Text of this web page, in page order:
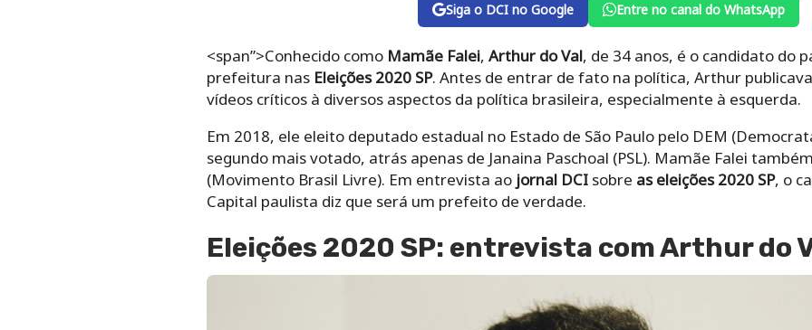
Siga o DCI no Google Entre no canal do WhatsApp
<span”>Conhecido como Mamãe Falei, Arthur do Val, de 34 anos, é o candidato do
prefeitura nas Eleições 2020 SP. Antes de entrar de fato na política, Arthur
vídeos críticos à diversos aspectos da política brasileira, especialmente à esquerda.
Em 2018, ele eleito deputado estadual no Estado de São Paulo pelo DEM
segundo mais votado, atrás apenas de Janaina Paschoal (PSL). Mamãe Falei
(Movimento Brasil Livre). Em entrevista ao jornal DCI sobre as eleições 2020 SP, o
Capital paulista diz que será um prefeito de verdade.
Eleições 2020 SP: entrevista com Arthur do